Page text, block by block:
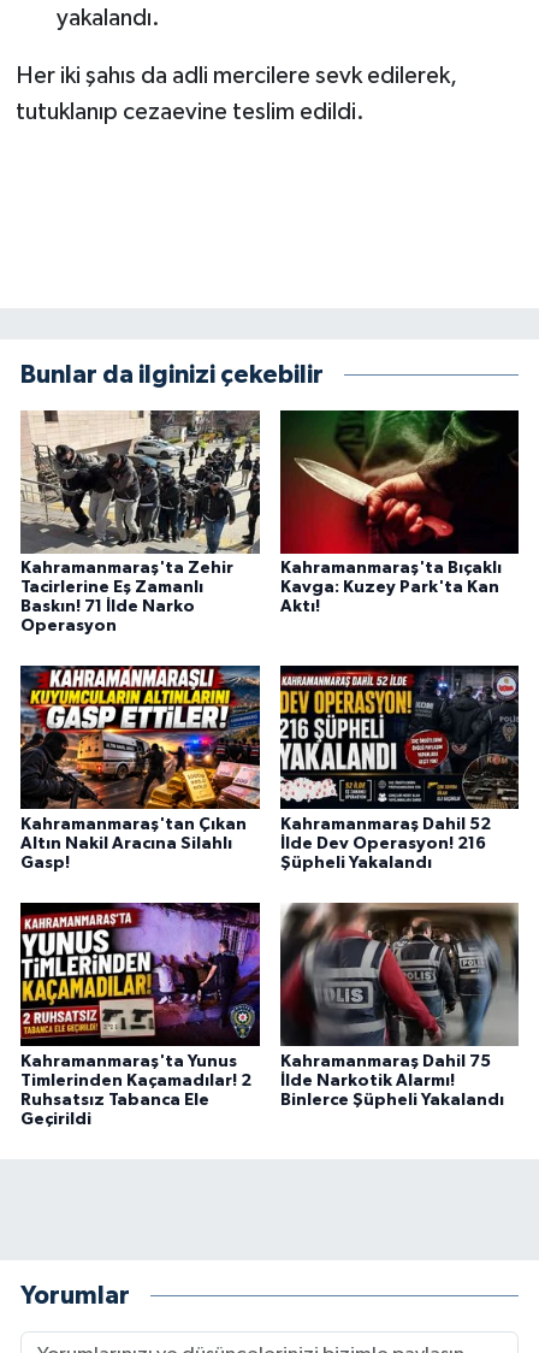
yakalandı.
Her iki şahıs da adli mercilere sevk edilerek,
tutuklanıp cezaevine teslim edildi.
Bunlar da ilginizi çekebilir
Kahramanmaraş'ta Zehir
Tacirlerine Eş Zamanlı
Baskın! 71 İlde Narko
Operasyon
Kahramanmaraş'ta Bıçaklı
Kavga: Kuzey Park'ta Kan
Aktı!
Kahramanmaraş'tan Çıkan
Altın Nakil Aracına Silahlı
Gasp!
Kahramanmaraş Dahil 52
İlde Dev Operasyon! 216
Şüpheli Yakalandı
Kahramanmaraş'ta Yunus
Timlerinden Kaçamadılar! 2
Ruhsatsız Tabanca Ele
Geçirildi
Kahramanmaraş Dahil 75
İlde Narkotik Alarmı!
Binlerce Şüpheli Yakalandı
Yorumlar
SEÇİM 2014
MİZAH
TARİH
Genel
YEREL
BÖLGEDEN
BİLİM TEKNOLOJİ
SEÇİM 2015
ÇEVRE
BİLİM VE TEKNOLOJİ